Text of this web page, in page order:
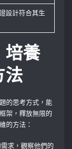
設計符合其生
培養
法
的思考方式，能
架，釋放無限的
的方法：
求，觀察他們的